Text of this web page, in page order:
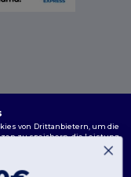
von Drittanbietern, um die
zu speichern, die Leistung
personalisiertes Surferlebnis
Inhalt, optimierten